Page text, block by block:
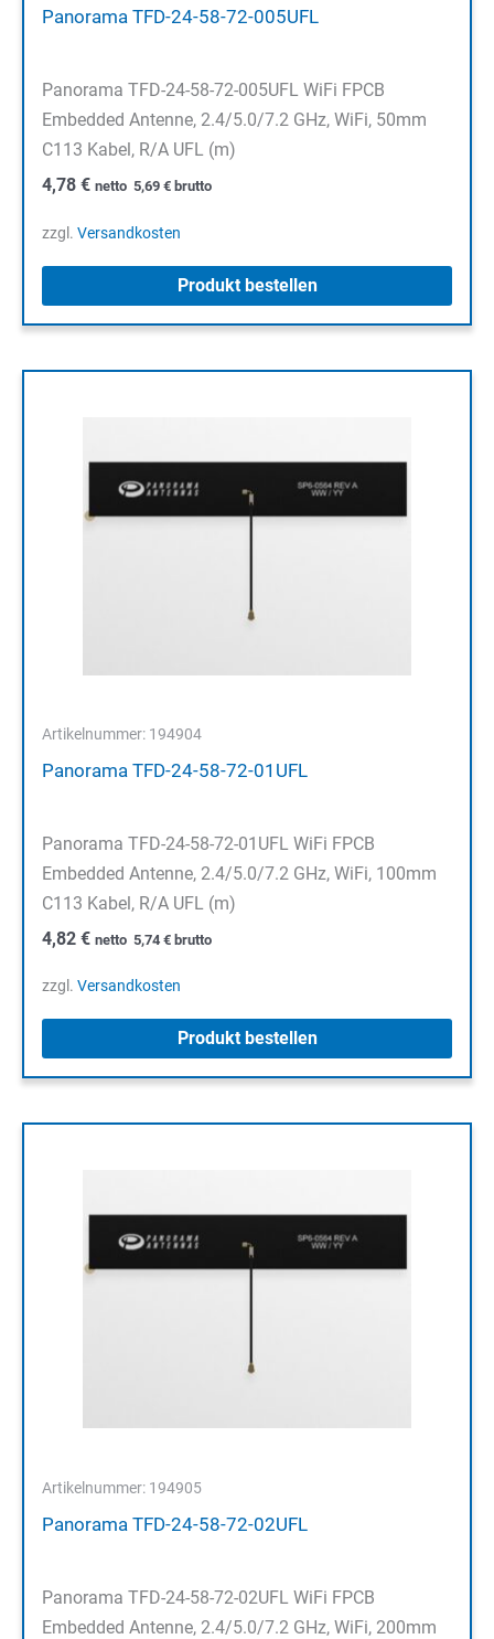
Panorama TFD-24-58-72-005UFL
Panorama TFD-24-58-72-005UFL WiFi FPCB
Embedded Antenne, 2.4/5.0/7.2 GHz, WiFi, 50mm
C113 Kabel, R/A UFL (m)
4,78 € netto 5,69 € brutto
zzgl. Versandkosten
Produkt bestellen
Artikelnummer: 194904
Panorama TFD-24-58-72-01UFL
Panorama TFD-24-58-72-01UFL WiFi FPCB
Embedded Antenne, 2.4/5.0/7.2 GHz, WiFi, 100mm
C113 Kabel, R/A UFL (m)
4,82 € netto 5,74 € brutto
zzgl. Versandkosten
Produkt bestellen
Artikelnummer: 194905
Panorama TFD-24-58-72-02UFL
Panorama TFD-24-58-72-02UFL WiFi FPCB
Embedded Antenne, 2.4/5.0/7.2 GHz, WiFi, 200mm